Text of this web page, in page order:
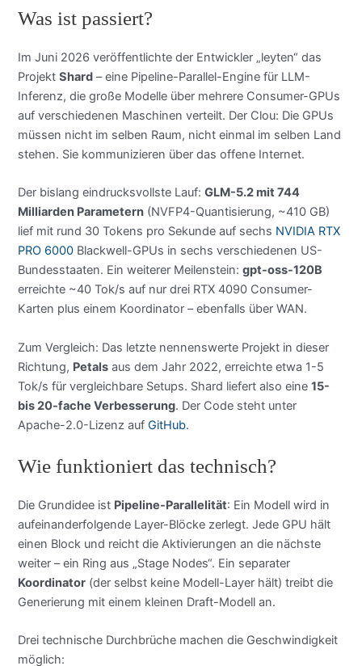
Was ist passiert?
Im Juni 2026 veröffentlichte der Entwickler „leyten“ das
ProjektShard – eine Pipeline-Parallel-Engine für LLM-
Inferenz, die große Modelle über mehrere Consumer-GPUs
auf verschiedenen Maschinen verteilt. Der Clou: Die GPUs
müssen nicht im selben Raum, nicht einmal im selben Land
stehen. Sie kommunizieren über das offene Internet.
Der bislang eindrucksvollste Lauf:GLM-5.2 mit 744
Milliarden Parametern (NVFP4-Quantisierung, ~410 GB)
lief mit rund 30 Tokens pro Sekunde auf sechs NVIDIA RTX
PRO 6000 Blackwell-GPUs in sechs verschiedenen US-
Bundesstaaten. Ein weiterer Meilenstein:gpt-oss-120B
erreichte ~40 Tok/s auf nur drei RTX 4090 Consumer-
Karten plus einem Koordinator – ebenfalls über WAN.
Zum Vergleich: Das letzte nennenswerte Projekt in dieser
Richtung, Petals aus dem Jahr 2022, erreichte etwa 1-5
Tok/s für vergleichbare Setups. Shard liefert also eine15-
bis 20-fache Verbesserung. Der Code steht unter
Apache-2.0-Lizenz aufGitHub.
Wie funktioniert das technisch?
Die Grundidee ist Pipeline-Parallelität: Ein Modell wird in
aufeinanderfolgende Layer-Blöcke zerlegt. Jede GPU hält
einen Block und reicht die Aktivierungen an die nächste
weiter – ein Ring aus „Stage Nodes“. Ein separater
Koordinator (der selbst keine Modell-Layer hält) treibt die
Generierung mit einem kleinen Draft-Modell an.
Drei technische Durchbrüche machen die Geschwindigkeit
möglich: